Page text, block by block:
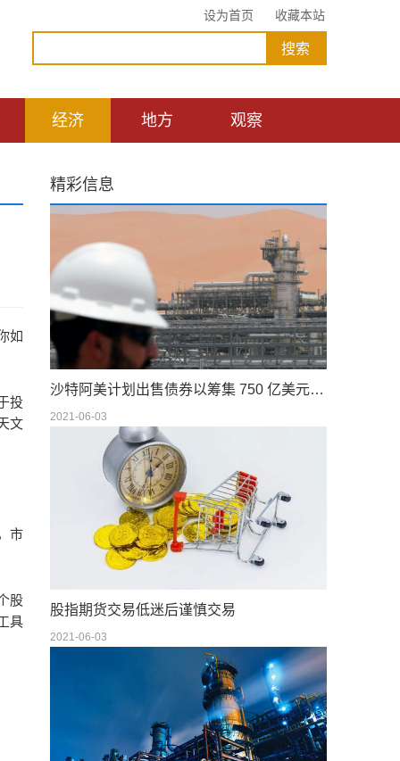
设为首页 收藏本站
经济 地方 观察
如
投
文
市
股
具
精彩信息
沙特阿美计划出售债券以筹集 750 亿美元的股息
2021-06-03
股指期货交易低迷后谨慎交易
2021-06-03